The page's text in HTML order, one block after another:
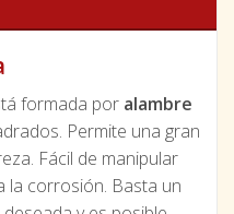
formada por alambre
Permite una gran
Fácil de manipular
la corrosión. Basta un